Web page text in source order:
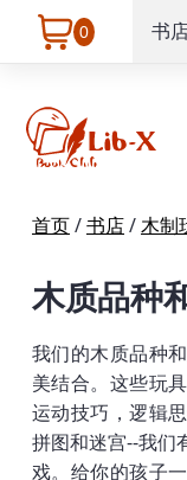
0 书
首页/书店/木制
木质品种
我们的木质品种
美结合。这些玩
运动技巧，逻辑
拼图和迷宫--我们
戏。给你的孩子